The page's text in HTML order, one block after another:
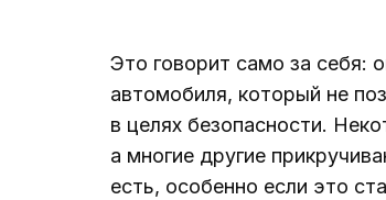
Это говорит само за себя:
автомобиля, который не
в целях безопасности.
а многие другие
есть, особенно если это